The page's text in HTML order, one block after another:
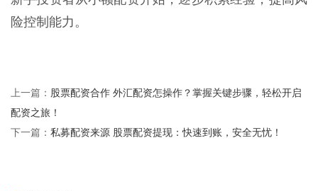
险控制能力。
上一篇： 股票配资合作 外汇配资怎操作？掌握关键步骤，轻松开启
配资之旅！
下一篇： 私募配资来源 股票配资提现：快速到账，安全无忧！